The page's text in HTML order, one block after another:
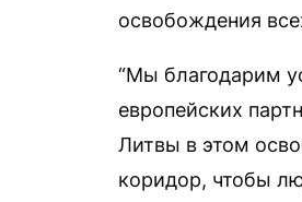
освобождения
“Мы благодарим
европейских
Литвы в этом
коридор, чтобы